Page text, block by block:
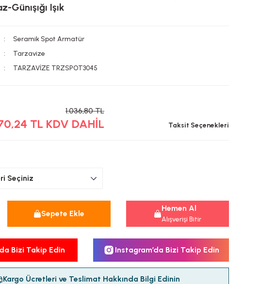
Günışığı Işık
Seramik Spot Armatür
Tarzavize
TARZAVİZE TRZSPOT3045
1.036,80 TL
TL KDV DAHİL Taksit Seçenekleri
Sepete Ekle
Hemen Al
Alışverişi Bitir
Bizi Takip Edin Instagram’da Bizi Takip Edin
Kargo Ücretleri ve Teslimat Hakkında Bilgi Edinin